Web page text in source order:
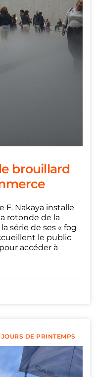
brouillard
F. Nakaya installe
rotonde de la
série de ses « fog
le public
accéder à
JOURS DE PRINTEMPS